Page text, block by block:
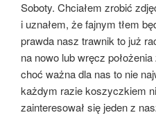
Soboty. Chciałem zrobić
i uznałem, że fajnym tłem
prawda nasz trawnik to już
na nowo lub wręcz
choć ważna dla nas to nie
każdym razie koszyczkiem
zainteresował się jeden z